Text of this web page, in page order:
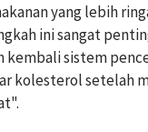
yang lebih
ini sangat
kembali sistem
kolesterol setelah